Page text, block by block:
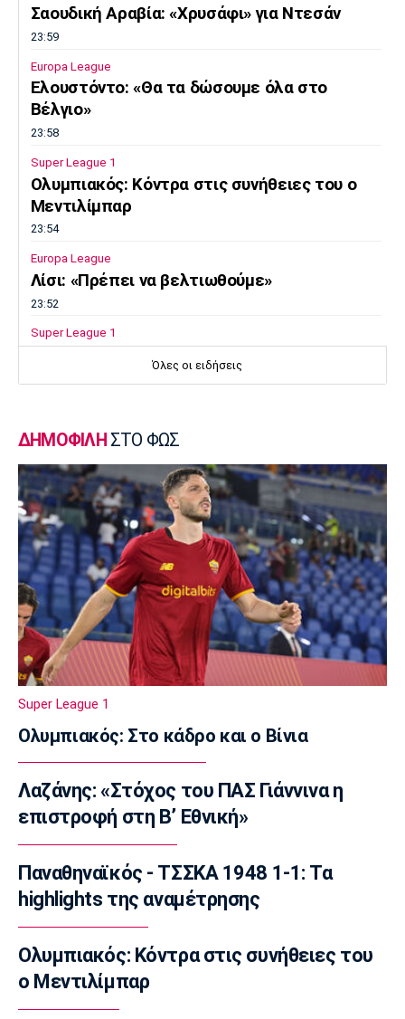
Σαουδική Αραβία: «Χρυσάφι» για Ντεσάν
23:59
Europa League
Ελουστόντο: «Θα τα δώσουμε όλα στο
Βέλγιο»
23:58
Super League 1
Ολυμπιακός: Κόντρα στις συνήθειες του ο
Μεντιλίμπαρ
23:54
Europa League
Λίσι: «Πρέπει να βελτιωθούμε»
23:52
Super League 1
Επιστρέφει αύριο στη Θεσσαλονίκη ο
Επίσημα στον Άρη ο Άνταμ Μοκόκα
23:35
Europa League
Μπρούνο: «Δουλέψαμε καλά στην άμυνα»
23:32
Ποδόσφαιρο - Διεθνή
Κακή εβδομάδα για τη βαθμολογία της UEFA
23:23
Γ Εθνική
Αστέρας Βάρης: Νέες προσθήκες στο
ρόστερ
Conference League
στο Κλουζ
23:16
Γ Εθνική
«Πακέτο» στον Απόλλωνα Σμύρνης
23:05
οι Βοιωτοί επί των «καναρινιών»
22:50
Europa League
Όλες οι ειδήσεις
ΔΗΜΟΦΙΛΗ ΣΤΟ ΦΩΣ
Super League 1
Ολυμπιακός: Στο κάδρο και ο Βίνια
Λαζάνης: «Στόχος του ΠΑΣ Γιάννινα η
επιστροφή στη Β’ Εθνική»
Παναθηναϊκός - ΤΣΣΚΑ 1948 1-1: Τα
highlights της αναμέτρησης
Ολυμπιακός: Κόντρα στις συνήθειες του
ο Μεντιλίμπαρ